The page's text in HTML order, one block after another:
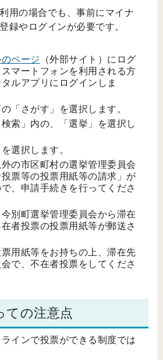
用の場合でも、事前にマイナ
録やログインが必要です。
ページ （外部サイト）にログ
マートフォンを利用される方
ルアプリにログインしま
「さがす」を選択します。
検索」内の、「選挙」を選択し
選択します。
外の市区町村の選挙管理委員会
票等の投票用紙等の請求」が
、申請手続きを行ってくださ
別町選挙管理委員会から滞在
者投票の投票用紙等が郵送さ
用紙等をお持ちの上、滞在先
で、不在者投票をしてくださ
ての注意点
インで投票ができる制度では